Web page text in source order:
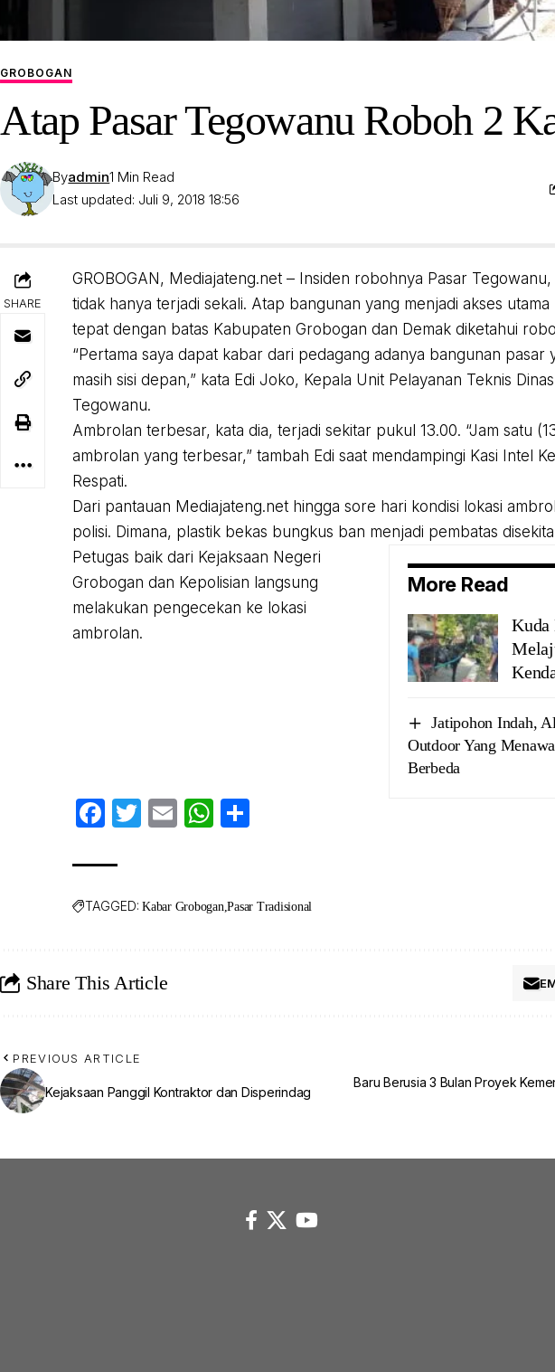
GROBOGAN
Atap Pasar Tegowanu Roboh 2
Last updated: Juli 9, 2018 18:56
Byadmin1 Min Read
SHARE
GROBOGAN, Mediajateng.net – Insiden robohnya Pasar
tidak hanya terjadi sekali. Atap bangunan yang menjadi akses
tepat dengan batas Kabupaten Grobogan dan Demak diketahui
“Pertama saya dapat kabar dari pedagang adanya bangunan pasar
masih sisi depan,” kata Edi Joko, Kepala Unit Pelayanan Teknis
Tegowanu.
Ambrolan terbesar, kata dia, terjadi sekitar pukul 13.00. “Jam satu
ambrolan yang terbesar,” tambah Edi saat mendampingi Kasi Intel
Respati.
Dari pantauan Mediajateng.net hingga sore hari kondisi lokasi
polisi. Dimana, plastik bekas bungkus ban menjadi pembatas
More Read
Kuda
Jatipohon Indah,
Outdoor Yang
Berbeda
Petugas baik dari Kejaksaan Negeri
Grobogan dan Kepolisian langsung
melakukan pengecekan ke lokasi
ambrolan.
Facebook
Twitter
EmailWhatsApp
TAGGED: Kabar Grobogan Pasar Tradisional
Share This Article
PREVIOUS ARTICLE
Kejaksaan Panggil Kontraktor dan Disperindag
Baru Berusia 3 Bulan Proyek